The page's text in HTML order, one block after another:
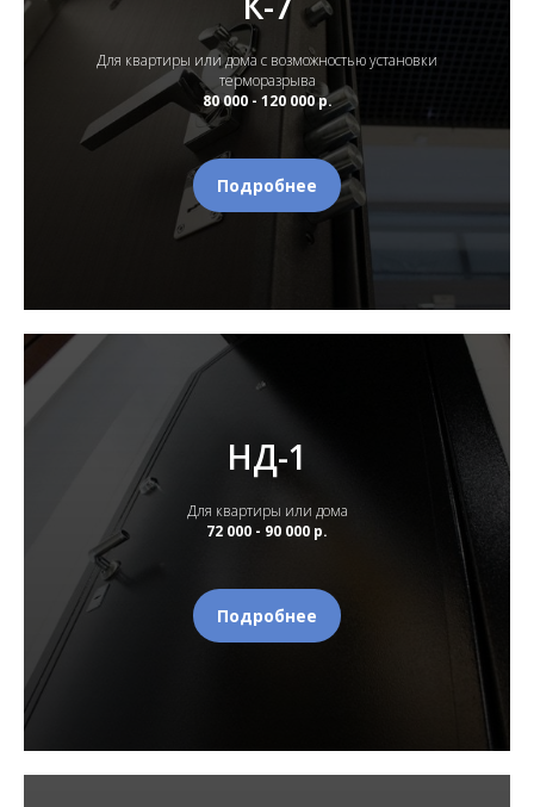
Для квартиры или дома с возможностью установки
терморазрыва
80 000 - 120 000 р.
Подробнее
НД-1
Для квартиры или дома
72 000 - 90 000 р.
Подробнее